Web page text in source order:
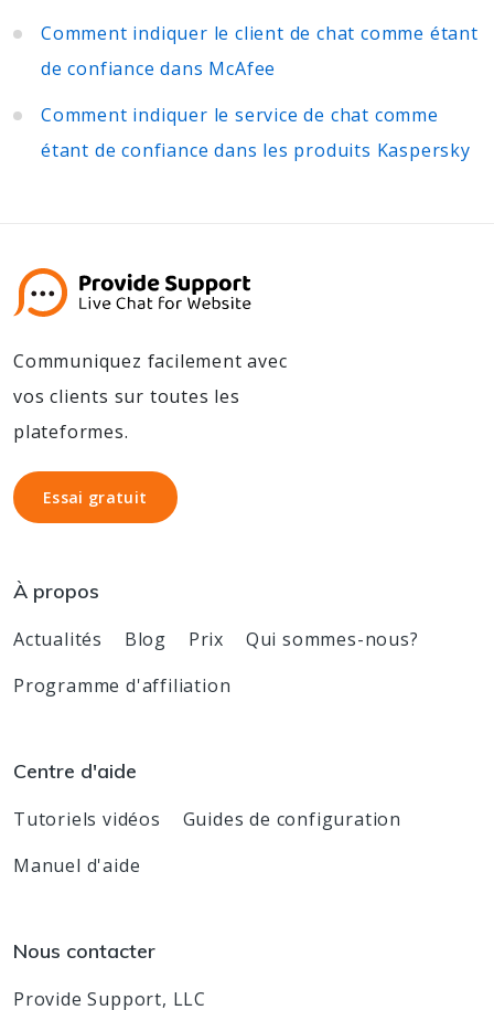
Comment indiquer le client de chat comme étant
de confiance dans McAfee
Comment indiquer le service de chat comme
étant de confiance dans les produits Kaspersky
Communiquez facilement avec
vos clients sur toutes les
plateformes.
Essai gratuit
Essai gratuit
À propos
Actualités Blog Prix
Qui sommes-nous?
Programme d'affiliation
Centre d'aide
Tutoriels vidéos
Guides de configuration
Manuel d'aide
Nous contacter
Provide Support, LLC